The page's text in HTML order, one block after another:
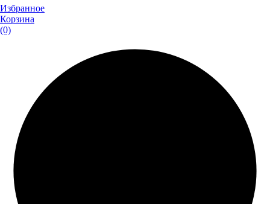
Избранное
Корзина
(0)